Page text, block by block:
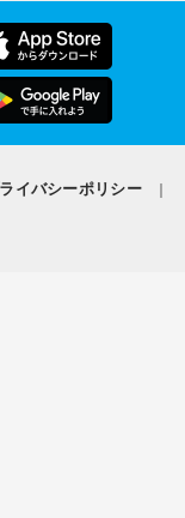
ています。あな
時の衝動でとっ
ん人間らしいか
すが、一呼吸置
す。あなたは極
ょう。
の中の両方を知
になるのかもし
位からの日本
ップナイター』の
時代は『ニッポ
ナイター』で解
る。
ヤクルトにとっ
ならではの視点
イバシーポリシー